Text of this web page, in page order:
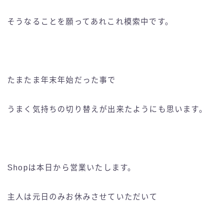
そうなることを願ってあれこれ模索中です。
たまたま年末年始だった事で
うまく気持ちの切り替えが出来たようにも思います。
Shopは本日から営業いたします。
主人は元日のみお休みさせていただいて